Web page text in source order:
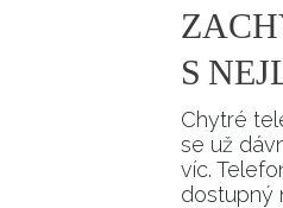
S
Chytré
se už
víc.
dostupný